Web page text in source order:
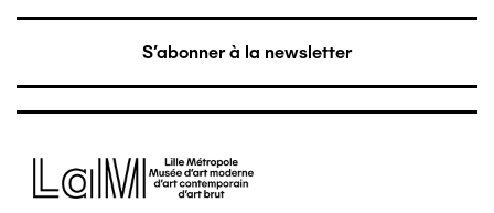
S'abonner à la newsletter
Image